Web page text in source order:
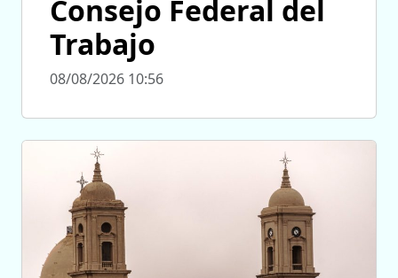
Consejo Federal del
Trabajo
08/08/2026 10:56